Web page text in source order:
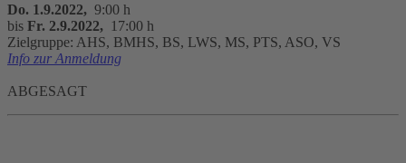
Do. 1.9.2022, 9:00 h
bis Fr. 2.9.2022, 17:00 h
Zielgruppe: AHS, BMHS, BS, LWS, MS, PTS, ASO, VS
Info zur Anmeldung
ABGESAGT